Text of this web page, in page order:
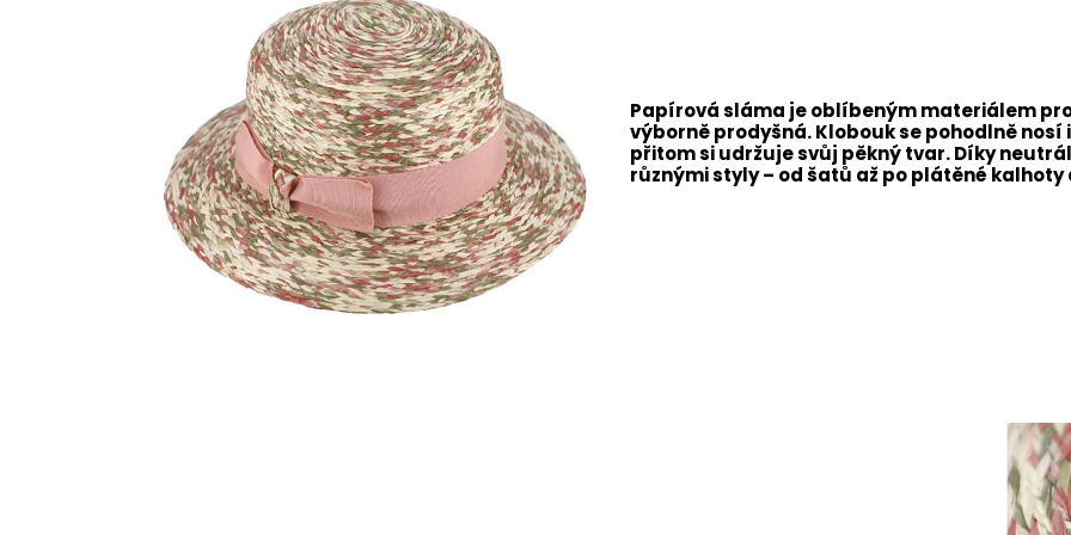
Papírová sláma je oblíbeným materiálem
výborně prodyšná. Klobouk se pohodlně
přitom si udržuje svůj pěkný tvar. Díky
různými styly – od šatů až po plátěné kalhoty